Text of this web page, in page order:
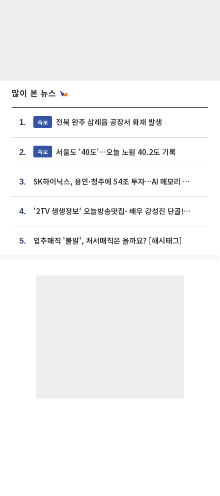
많이 본 뉴스
1. 속보 전북 완주 삼례읍 공장서 화재 발생
2. 속보 서울도 '40도'…오늘 노원 40.2도 기록
3. SK하이닉스, 용인·청주에 54조 투자…AI 메모리 생산기지 키운다
4. '2TV 생생정보' 오늘방송맛집- 배우 강성진 단골! 쌀국수ㆍ푸팟퐁 커리 맛집 '블○○○'
5. 입추매직 '불발', 처서매직은 올까요? [해시태그]